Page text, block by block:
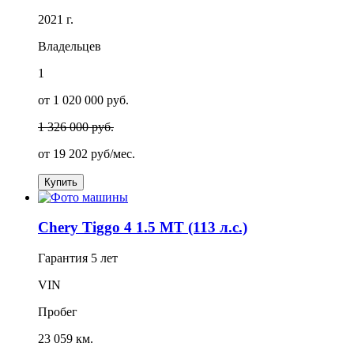
2021 г.
Владельцев
1
от 1 020 000 руб.
1 326 000 руб.
от 19 202 руб/мес.
Купить
Chery Tiggo 4 1.5 MT (113 л.с.)
Гарантия 5 лет
VIN
Пробег
23 059 км.